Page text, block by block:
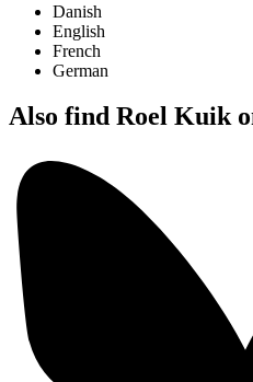
Danish
English
French
German
Also find Roel Kuik